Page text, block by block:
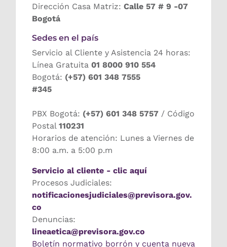
Dirección Casa Matriz: Calle 57 # 9 -07
Bogotá
Sedes en el país
Servicio al Cliente y Asistencia 24 horas:
Línea Gratuita 01 8000 910 554
Bogotá: (+57) 601 348 7555
#345
PBX Bogotá: (+57) 601 348 5757 / Código
Postal 110231
Horarios de atención: Lunes a Viernes de
8:00 a.m. a 5:00 p.m
Servicio al cliente - clic aquí
Procesos Judiciales:
notificacionesjudiciales@previsora.gov.
co
Denuncias:
lineaetica@previsora.gov.co
Boletín normativo borrón y cuenta nueva